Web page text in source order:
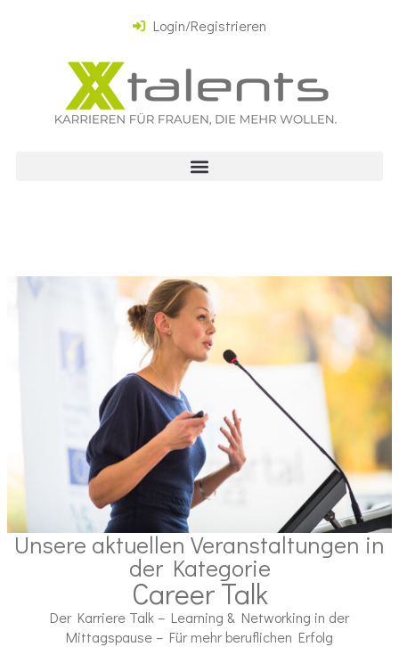
Login/Registrieren
Unsere aktuellen Veranstaltungen in
der Kategorie
Career Talk
Der Karriere Talk – Learning & Networking in der
Mittagspause – Für mehr beruflichen Erfolg